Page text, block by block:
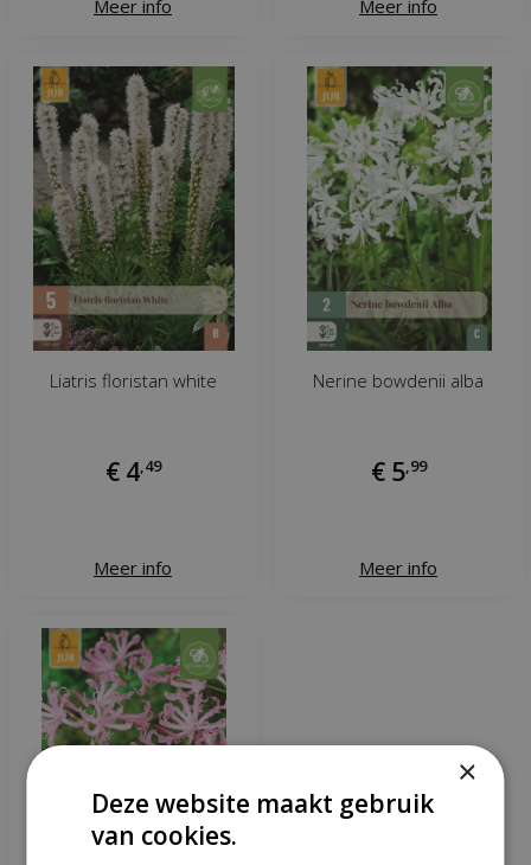
Meer info Meer info
Liatris floristan white
€ 4 49
Meer info
Nerine bowdenii alba
€ 5 99
Meer info
×
Deze website maakt gebruik
van cookies.